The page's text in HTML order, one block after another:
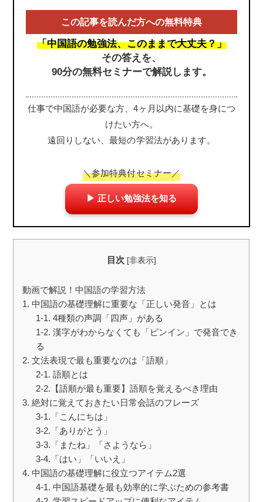
この記事を読んだ方への無料特典
「中国語の勉強法、このままで大丈夫？」
その答えを、
90分の無料セミナーで解説します。
仕事で中国語が必要な方、4ヶ月以内に基礎を身につ
けたい方へ。
遠回りしない、最短の学習法があります。
＼参加特典付セミナー／
▶ 正しい勉強法を知る
目次 [非表示]
動画で解説！中国語の学習方法
1. 中国語の基礎理解に重要な「正しい発音」とは
1-1. 4種類の声調「四声」がある
1-2. 漢字がわからなくても「ピンイン」で発音でき
る
2. 文法表現で最も重要なのは「語順」
2-1. 語順とは
2-2.【語順が最も重要】語順を覚えるべき理由
3. 絶対に覚えておきたい日常会話のフレーズ
3-1.「こんにちは」
3-2.「ありがとう」
3-3.「またね」「さようなら」
3-4.「はい」「いいえ」
4. 中国語の基礎理解に役立つアイテム2選
4-1. 中国語基礎を最も効率的に学ぶための参考書